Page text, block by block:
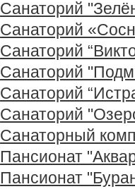
Санаторий
Санаторий
Санаторий
Санаторий
Санаторий
Санаторий
Санаторный
Пансионат
Пансионат